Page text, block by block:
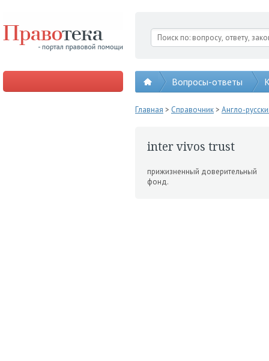
Вопросы-ответы
Главная > Справочник> Англо-
inter vivos trust
прижизненный дове­рительный
фонд.